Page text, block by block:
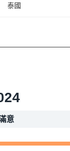
泰國
意